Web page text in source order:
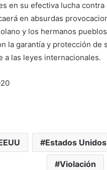
en su efectiva lucha
en absurdas
y los hermanos
la garantía y protección de
a las leyes internacionales.
Estados Unidos
Violación